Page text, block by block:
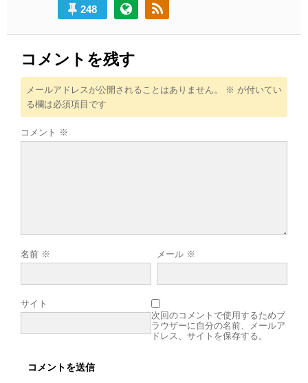
248
コメントを残す
メールアドレスが公開されることはありません。 ※ が付いてい
る欄は必須項目です
コメント ※
名前 ※ メール ※
サイト
次回のコメントで使用するためブ
ラウザーに自分の名前、メールア
ドレス、サイトを保存する。